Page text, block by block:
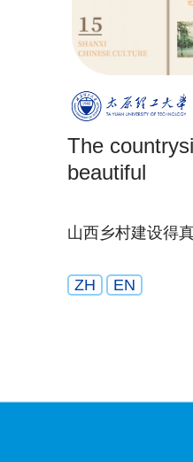
The
beautiful
山西乡村建设得
ZH EN